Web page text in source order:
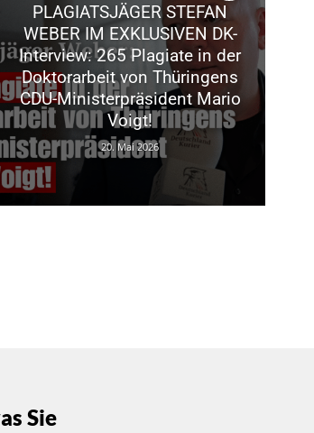
PLAGIATSJÄGER STEFAN
WEBER IM EXKLUSIVEN DK-
Interview: 265 Plagiate in der
Doktorarbeit von Thüringens
CDU-Ministerpräsident Mario
Voigt!
20. Mai 2026
Sie